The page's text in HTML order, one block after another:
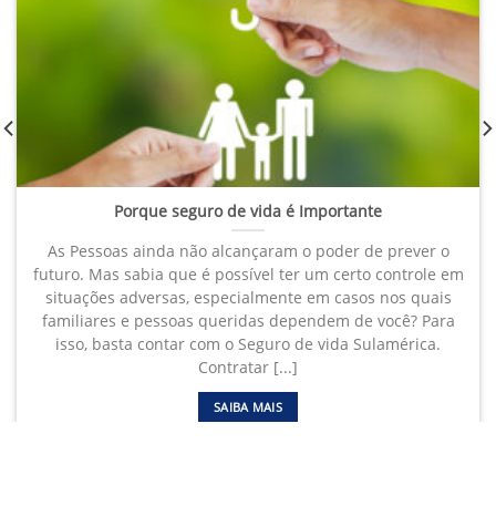
Porque seguro de vida é Importante
As Pessoas ainda não alcançaram o poder de prever o
futuro. Mas sabia que é possível ter um certo controle em
situações adversas, especialmente em casos nos quais
familiares e pessoas queridas dependem de você? Para
isso, basta contar com o Seguro de vida Sulamérica.
Contratar [...]
SAIBA MAIS